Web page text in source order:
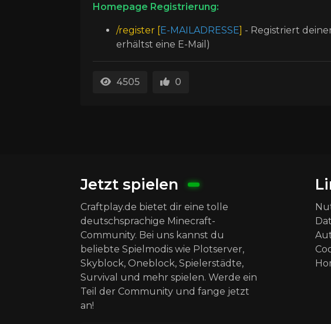
Homepage Registrierung:
/register [E-MAILADRESSE] - Registriert
erhältst eine E-Mail)
4505 0
Jetzt spielen
Craftplay.de bietet dir eine tolle
deutschsprachige Minecraft-
Community. Bei uns kannst du
beliebte Spielmodis wie Plotserver,
Skyblock, Oneblock, Spielerstädte,
Survival und mehr spielen. Werde ein
Teil der Community und fange jetzt
an!